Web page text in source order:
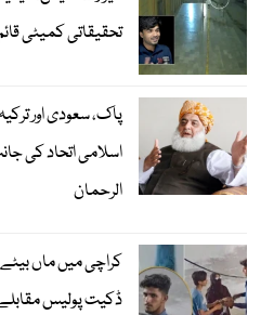
تحقیقاتی کمیٹی
پاک، سعودی اور
اسلامی اتحاد کی
الرحمان
کراچی میں ماں
ڈکیت پولیس